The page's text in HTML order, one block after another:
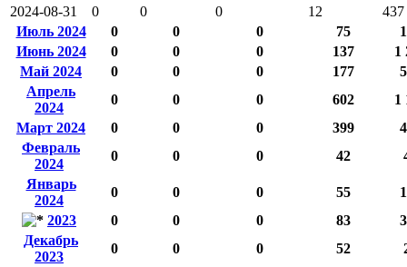
2024-08-31
0 0 0 12
437
Июль 2024
0 0 0 75
Июнь 2024
0 0 0 137
1
Май 2024
0 0 0 177
Апрель
2024
0 0 0 602
1
Март 2024
0 0 0 399
Февраль
2024
0 0 0 42
Январь
2024
0 0 0 55
2023
0 0 0 83
Декабрь
2023
0 0 0 52